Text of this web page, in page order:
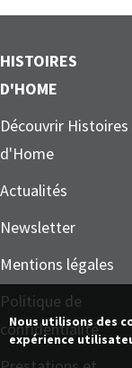
HISTOIRES
D'HOME
Découvrir Histoires
d'Home
Actualités
Newsletter
Mentions légales
Politique de
confidentialité
Nous utilisons des
expérience